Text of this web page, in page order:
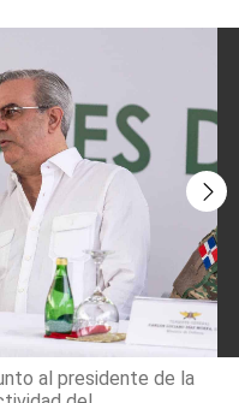
al presidente de la